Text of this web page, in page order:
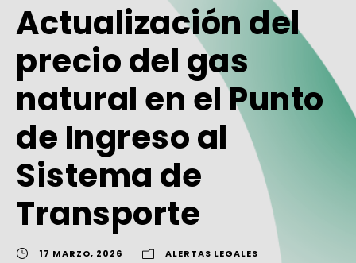
Actualización del
precio del gas
natural en el Punto
de Ingreso al
Sistema de
Transporte
17 MARZO, 2026
ALERTAS LEGALES